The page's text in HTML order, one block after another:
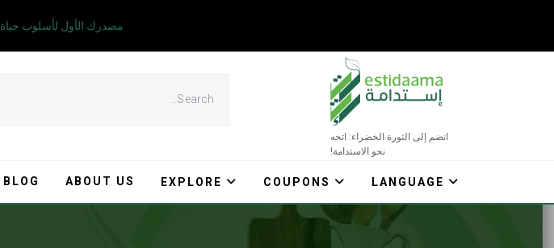
مصدرك الأول لأسلوب حياة
انضم إلى الثورة الخضراء: اتجه
نحو الاستدامة!
BLOG ABOUT US EXPLORE COUPONS LANGUAGE